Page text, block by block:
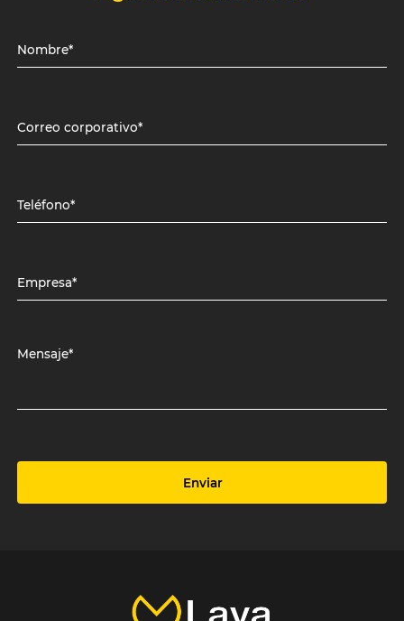
Nombre*
Correo corporativo*
Teléfono*
Empresa*
Mensaje*
Enviar